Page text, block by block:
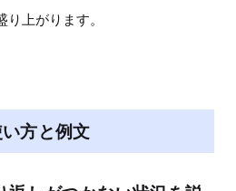
上がります。
い方と例文